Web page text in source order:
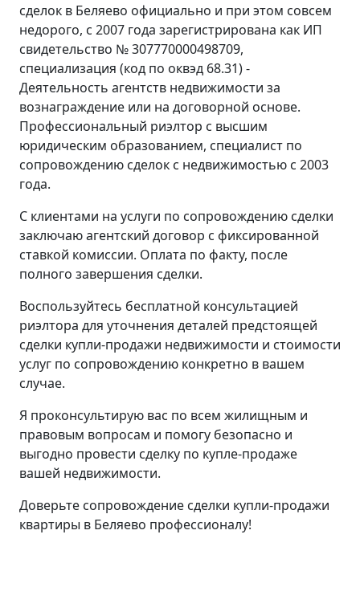
сделок в Беляево официально и при этом совсем
недорого, с 2007 года зарегистрирована как ИП
свидетельство № 307770000498709,
специализация (код по оквэд 68.31) -
Деятельность агентств недвижимости за
вознаграждение или на договорной основе.
Профессиональный риэлтор с высшим
юридическим образованием, специалист по
сопровождению сделок с недвижимостью с 2003
года.
С клиентами на услуги по сопровождению сделки
заключаю агентский договор с фиксированной
ставкой комиссии. Оплата по факту, после
полного завершения сделки.
Воспользуйтесь бесплатной консультацией
риэлтора для уточнения деталей предстоящей
сделки купли-продажи недвижимости и стоимости
услуг по сопровождению конкретно в вашем
случае.
Я проконсультирую вас по всем жилищным и
правовым вопросам и помогу безопасно и
выгодно провести сделку по купле-продаже
вашей недвижимости.
Доверьте сопровождение сделки купли-продажи
квартиры в Беляево профессионалу!